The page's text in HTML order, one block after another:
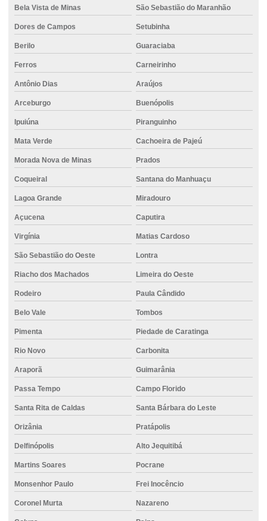
Fundação profunda
Fundação com sistema monitorado
Fundação com suporte técnico especializado
Fundação com tecnologia de ponta
Fundação para terrenos instáveis
Fundação com tubulão
Fundações especiais
Fundações por estacas
Locação de empilhadeira com operador
Locação de empilhadeira preço
Locação de empilhadeira valor
Metro de concreto usinado
Metro concreto usinado valor
Perfuração de fundação
Perfuração de solo para fundação
Perfuratriz hélice contínua preço
Pisos de concreto para garagem
Projeto de bloco de fundação
Projeto estrutural de fundação
Projeto de fundação
Projeto de fundação de casa
Projeto de fundação de edifício
Bela Vista de Minas São Sebastião do Maranhão
Dores de Campos Setubinha
Berilo Guaraciaba
Ferros Carneirinho
Antônio Dias Araújos
Arceburgo Buenópolis
Ipuiúna Piranguinho
Mata Verde Cachoeira de Pajeú
Morada Nova de Minas Prados
Coqueiral Santana do Manhuaçu
Lagoa Grande Miradouro
Açucena Caputira
Virgínia Matias Cardoso
São Sebastião do Oeste Lontra
Riacho dos Machados Limeira do Oeste
Rodeiro Paula Cândido
Belo Vale Tombos
Pimenta Piedade de Caratinga
Rio Novo Carbonita
Araporã Guimarânia
Passa Tempo Campo Florido
Santa Rita de Caldas Santa Bárbara do Leste
Orizânia Pratápolis
Delfinópolis Alto Jequitibá
Martins Soares Pocrane
Monsenhor Paulo Frei Inocêncio
Coronel Murta Nazareno